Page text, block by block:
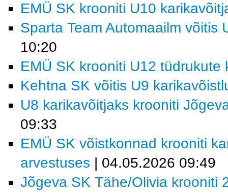
EMÜ SK krooniti U10
Sparta Team Automaailm võitis
10:20
EMÜ SK krooniti U12 tüdrukute
Kehtna SK võitis U9
U8 karikavõitjaks krooniti
09:33
EMÜ SK võistkonnad krooniti
arvestuses | 04.05.2026 09:49
Jõgeva SK Tähe/Olivia krooniti